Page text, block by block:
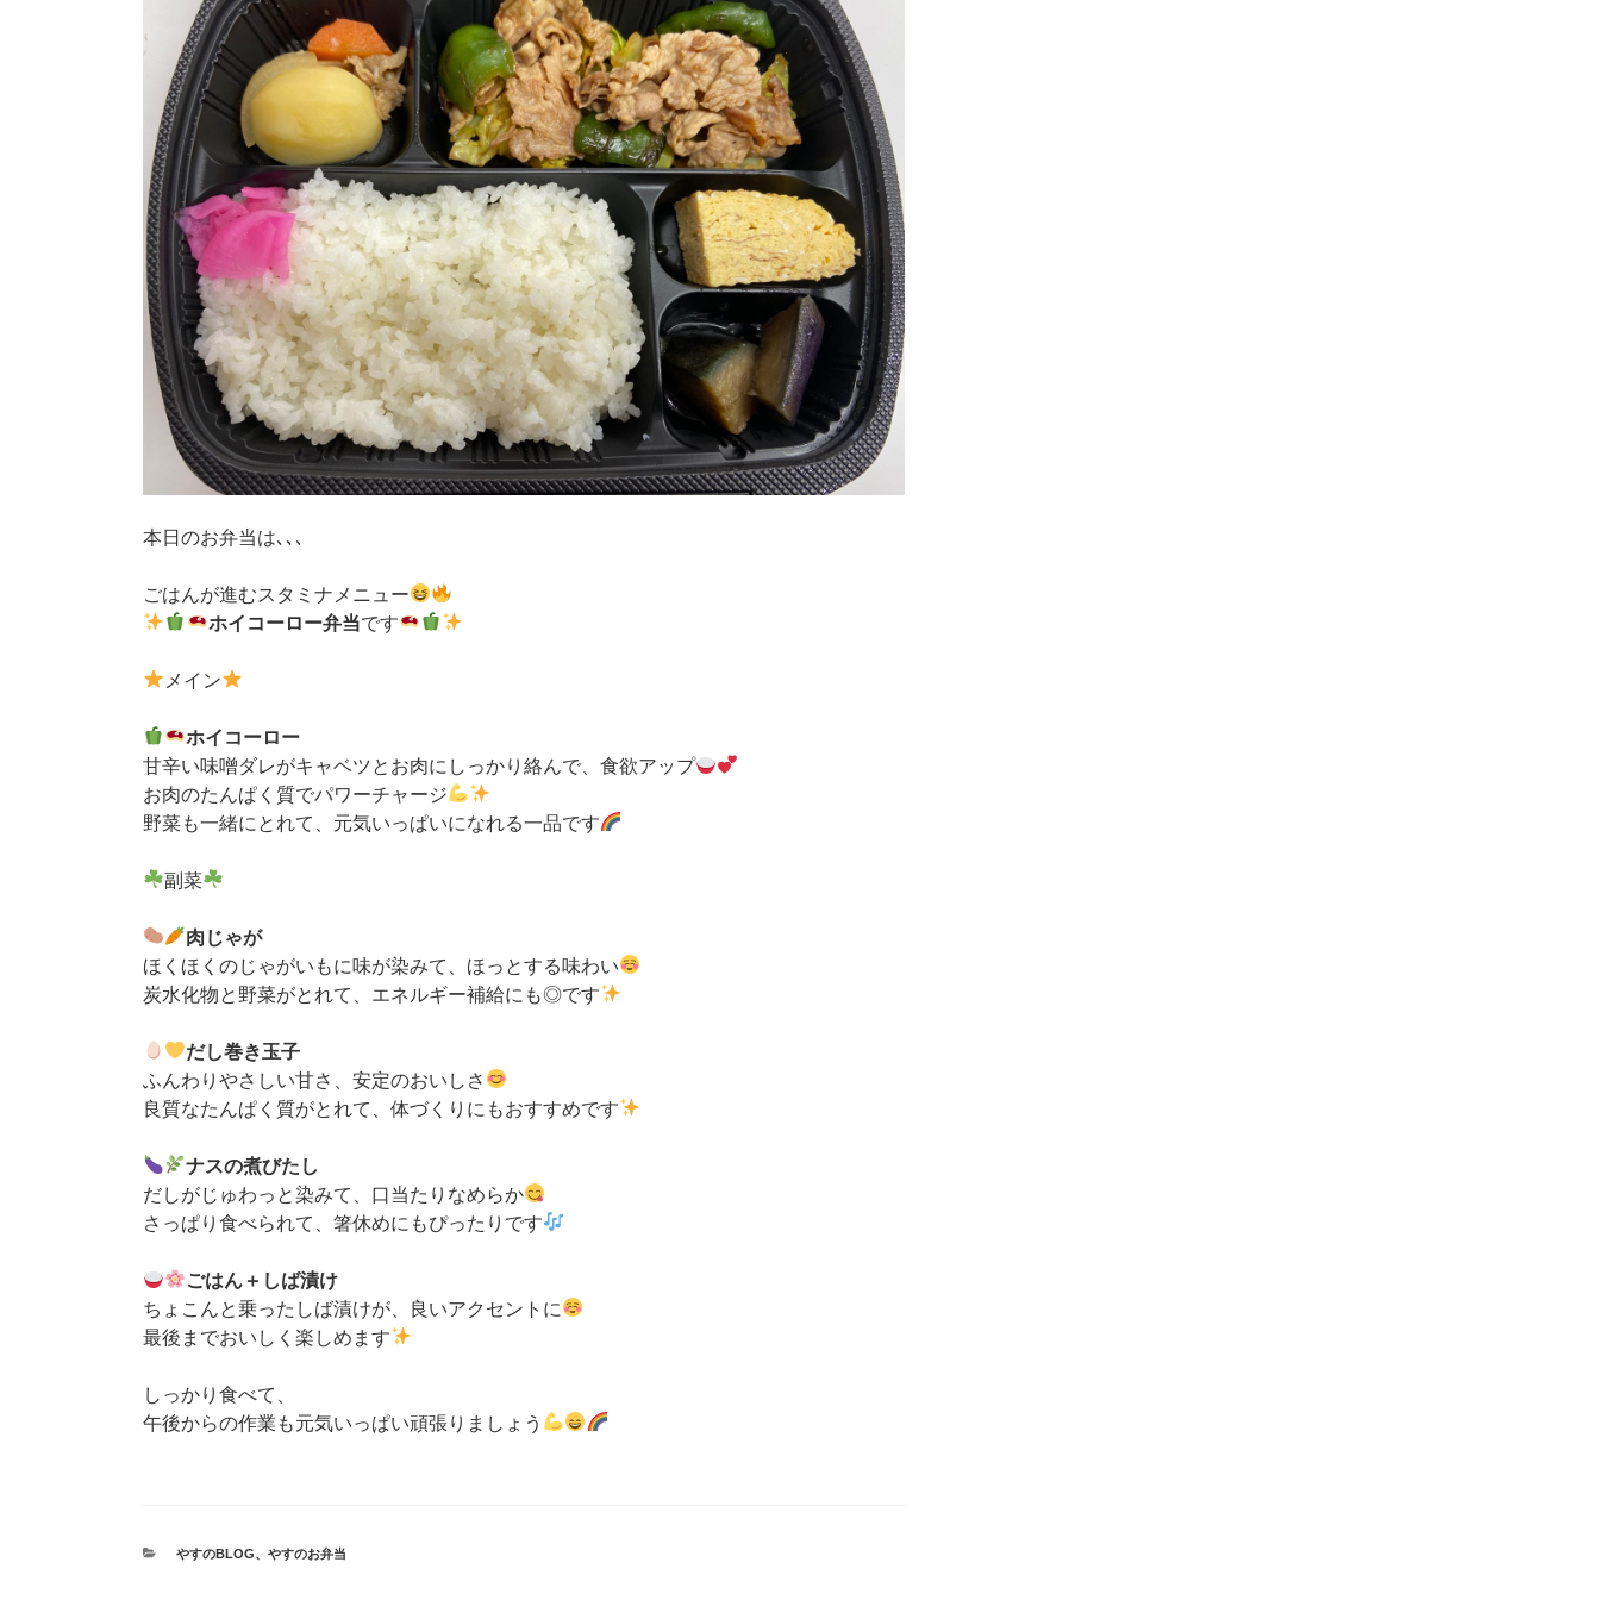
本日のお弁当は､､､
ごはんが進むスタミナメニュー
ホイコーロー弁当です
メイン
ホイコーロー
甘辛い味噌ダレがキャベツとお肉にしっかり絡んで、食欲アップ
お肉のたんぱく質でパワーチャージ
野菜も一緒にとれて、元気いっぱいになれる一品です
副菜
肉じゃが
ほくほくのじゃがいもに味が染みて、ほっとする味わい
炭水化物と野菜がとれて、エネルギー補給にも◎です
だし巻き玉子
ふんわりやさしい甘さ、安定のおいしさ
良質なたんぱく質がとれて、体づくりにもおすすめです
ナスの煮びたし
だしがじゅわっと染みて、口当たりなめらか
さっぱり食べられて、箸休めにもぴったりです
ごはん＋しば漬け
ちょこんと乗ったしば漬けが、良いアクセントに
最後までおいしく楽しめます
しっかり食べて、
午後からの作業も元気いっぱい頑張りましょう
カ
やすのBLOG、 やすのお弁当